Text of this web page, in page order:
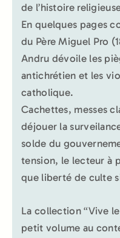
de l’histoire
En quelques pages
du Père Miguel Pro
Andru dévoile les
antichrétien et les
catholique.
Cachettes, messes
déjouer la
solde du
tension, le lecteur à
que liberté de culte
La collection “Vive
petit volume au